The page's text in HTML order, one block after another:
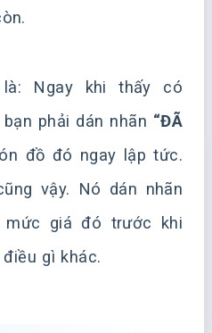
Ngay khi thấy có
phải dán nhãn “ĐÃ
đồ đó ngay lập tức.
vậy. Nó dán nhãn
mức giá đó trước khi
gì khác.